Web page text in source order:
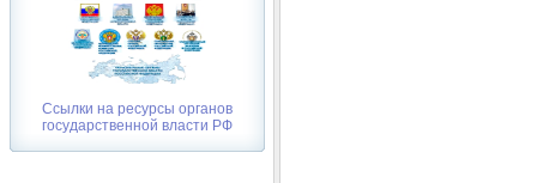
Ссылки на ресурсы органов
государственной власти РФ